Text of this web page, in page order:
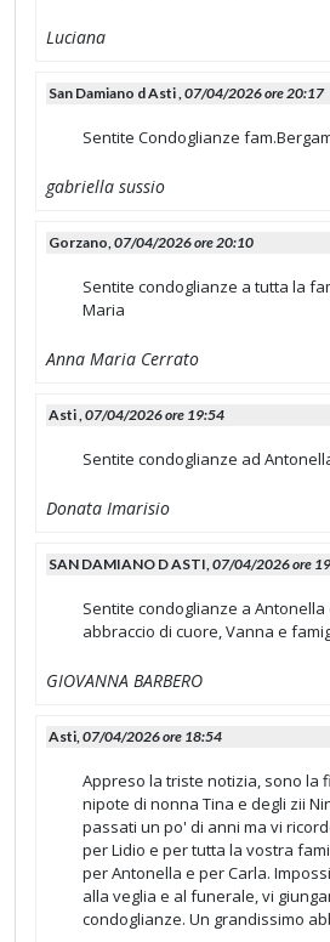
Luciana
San Damiano d Asti ,07/04/2026 ore 20:17
Sentite Condoglianze
gabriella sussio
Gorzano,07/04/2026 ore 20:10
Sentite condoglianze a tutta la
Maria
Anna Maria Cerrato
Asti ,07/04/2026 ore 19:54
Sentite condoglianze ad
Donata Imarisio
SAN DAMIANO D ASTI,07/04/2026 ore
Sentite condoglianze a Antonella
abbraccio di cuore, Vanna e
GIOVANNA BARBERO
Asti,07/04/2026 ore 18:54
Appreso la triste notizia, sono la
nipote di nonna Tina e degli zii
passati un po' di anni ma vi
per Lidio e per tutta la vostra
per Antonella e per Carla.
alla veglia e al funerale, vi
condoglianze. Un grandissimo